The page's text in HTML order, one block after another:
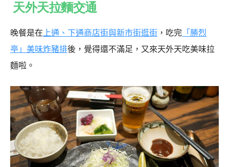
天外天拉麵交通
晚餐是在 上通、下通商店街與新市街逛街 ，吃完 「勝烈
亭」美味炸豬排後，覺得還不滿足，又來天外天吃美味拉
麵啦。